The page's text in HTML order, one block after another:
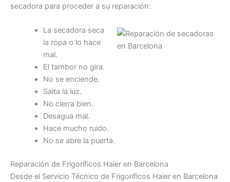
secadora para proceder a su reparación:
La secadora seca
la ropa o lo hace
mal.
El tambor no gira.
No se enciende.
Salta la luz.
No cierra bien.
Desagua mal.
Hace mucho ruido.
No se abre la puerta.
Reparación de Frigoríficos Haier en Barcelona
Desde el Servicio Técnico de Frigoríficos Haier en Barcelona